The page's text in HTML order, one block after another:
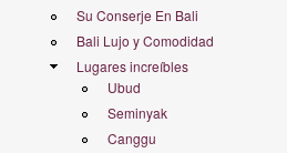
Su Conserje En Bali
Bali Lujo y Comodidad
Lugares increíbles
Ubud
Seminyak
Canggu